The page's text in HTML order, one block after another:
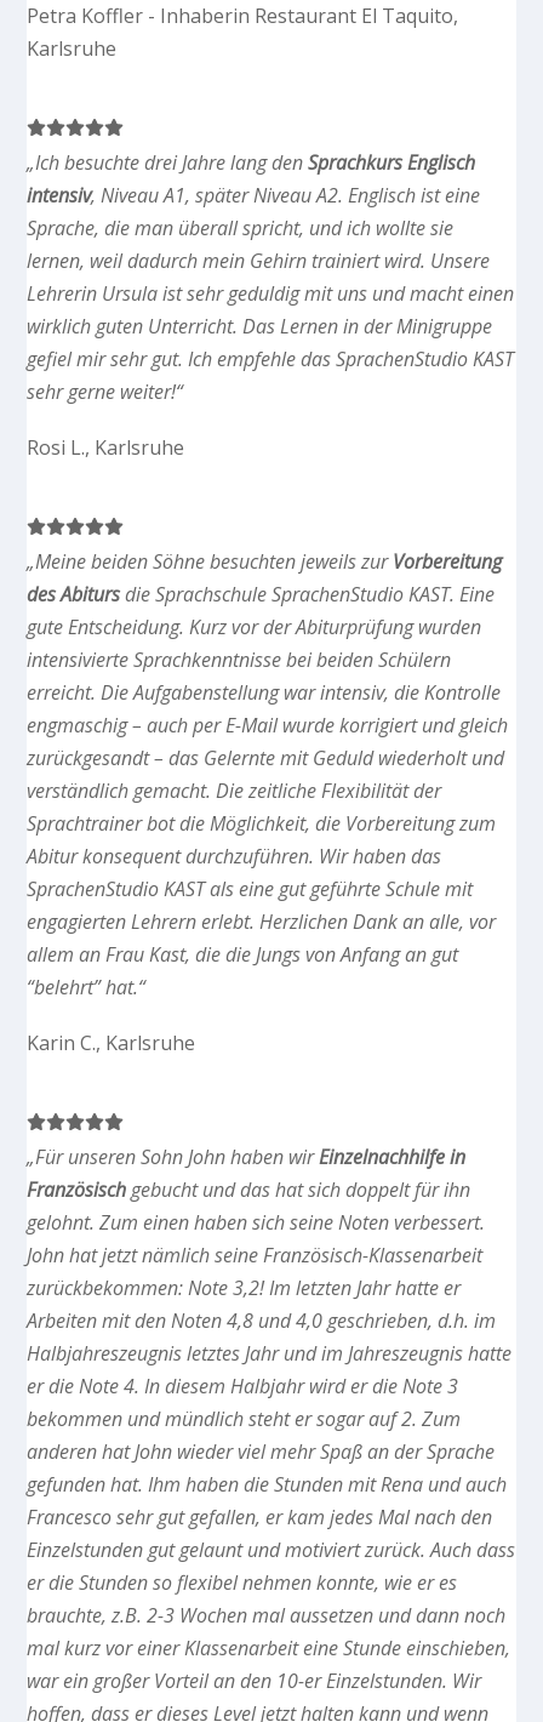
Petra Koffler - Inhaberin Restaurant El Taquito,
Karlsruhe
„Ich besuchte drei Jahre lang denSprachkurs Englisch
intensiv, Niveau A1, später Niveau A2. Englisch ist eine
Sprache, die man überall spricht, und ich wollte sie
lernen, weil dadurch mein Gehirn trainiert wird. Unsere
Lehrerin Ursula ist sehr geduldig mit uns und macht einen
wirklich guten Unterricht. Das Lernen in der Minigruppe
gefiel mir sehr gut. Ich empfehle das SprachenStudio KAST
sehr gerne weiter!“
Rosi L., Karlsruhe
„Meine beiden Söhne besuchten jeweils zurVorbereitung
des Abitursdie Sprachschule SprachenStudio KAST. Eine
gute Entscheidung. Kurz vor der Abiturprüfung wurden
intensivierte Sprachkenntnisse bei beiden Schülern
erreicht. Die Aufgabenstellung war intensiv, die Kontrolle
engmaschig – auch per E-Mail wurde korrigiert und gleich
zurückgesandt – das Gelernte mit Geduld wiederholt und
verständlich gemacht. Die zeitliche Flexibilität der
Sprachtrainer bot die Möglichkeit, die Vorbereitung zum
Abitur konsequent durchzuführen. Wir haben das
SprachenStudio KAST als eine gut geführte Schule mit
engagierten Lehrern erlebt. Herzlichen Dank an alle, vor
allem an Frau Kast, die die Jungs von Anfang an gut
“belehrt” hat.“
Karin C., Karlsruhe
„Für unseren Sohn John haben wirEinzelnachhilfe in
Französischgebucht und das hat sich doppelt für ihn
gelohnt. Zum einen haben sich seine Noten verbessert.
John hat jetzt nämlich seine Französisch-Klassenarbeit
zurückbekommen: Note 3,2! Im letzten Jahr hatte er
Arbeiten mit den Noten 4,8 und 4,0 geschrieben, d.h. im
Halbjahreszeugnis letztes Jahr und im Jahreszeugnis hatte
er die Note 4. In diesem Halbjahr wird er die Note 3
bekommen und mündlich steht er sogar auf 2. Zum
anderen hat John wieder viel mehr Spaß an der Sprache
gefunden hat. Ihm haben die Stunden mit Rena und auch
Francesco sehr gut gefallen, er kam jedes Mal nach den
Einzelstunden gut gelaunt und motiviert zurück. Auch dass
er die Stunden so flexibel nehmen konnte, wie er es
brauchte, z.B. 2-3 Wochen mal aussetzen und dann noch
mal kurz vor einer Klassenarbeit eine Stunde einschieben,
war ein großer Vorteil an den 10-er Einzelstunden. Wir
hoffen, dass er dieses Level jetzt halten kann und wenn